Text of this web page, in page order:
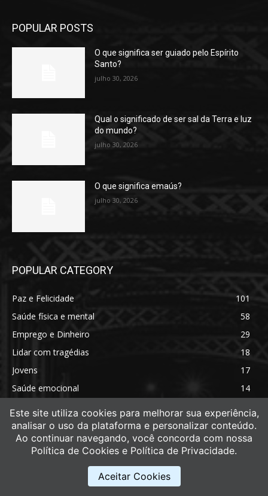
POPULAR POSTS
O que significa ser guiado pelo Espírito
Santo?
julho 30, 2026
Qual o significado de ser sal da Terra e luz
do mundo?
julho 30, 2026
O que significa emaús?
julho 30, 2026
POPULAR CATEGORY
Paz e Felicidade
101
Saúde física e mental
58
Emprego e Dinheiro
29
Lidar com tragédias
18
Jovens
17
Saúde emocional
14
Este site utiliza cookies para melhorar sua experiência,
analisar o uso da plataforma e personalizar conteúdo.
Ao continuar navegando, você concorda com nossa
Política de Cookies e Política de Privacidade.
Aceitar Cookies